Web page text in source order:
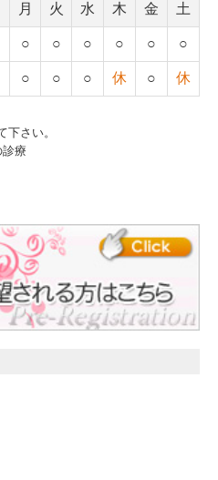
月 火 水 木 金 土
○ ○ ○ ○ ○ ○
○ ○ ○ 休 ○ 休
下さい。
療